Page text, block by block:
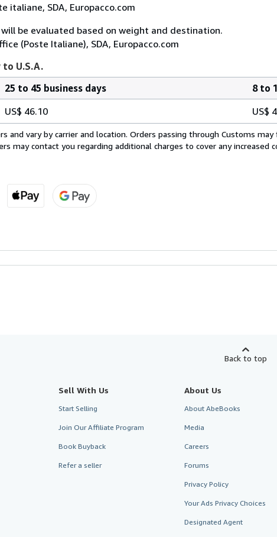
SDA, Europacco.com
be evaluated based on weight and destination.
(Poste Italiane), SDA, Europacco.com
U.S.A.
25 to 45 business days
8 to
US$ 46.10 US$
and vary by carrier and location. Orders passing through Customs
may contact you regarding additional charges to cover any increased
Back to top
Sell With Us
Start Selling
Join Our Affiliate Program
Book Buyback
Refer a seller
About Us
About AbeBooks
Media
Careers
Forums
Privacy Policy
Your Ads Privacy Choices
Designated Agent